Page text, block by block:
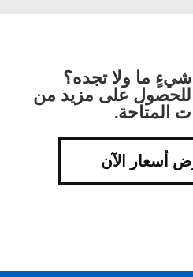
ما ولا تجده؟
للحصول على مزيد من
المتاحة.
أسعار الآن